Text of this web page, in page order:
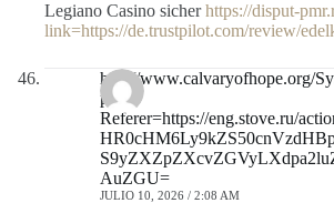
Legiano Casino sicherhttps://disput-
link=https://de.trustpilot.com/review/
http://www.calvaryofhope.org/
p?
Referer=https://eng.stove.ru/
AuZGU=
JULIO 10, 2026 / 2:08 AM